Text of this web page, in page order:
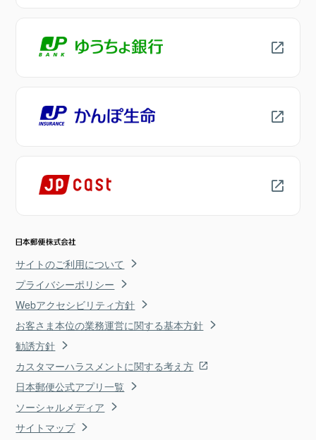
サイトのご利用について
プライバシーポリシー
Webアクセシビリティ方針
お客さま本位の業務運営に関する基本方針
勧誘方針
カスタマーハラスメントに関する考え方
日本郵便公式アプリ一覧
ソーシャルメディア
サイトマップ